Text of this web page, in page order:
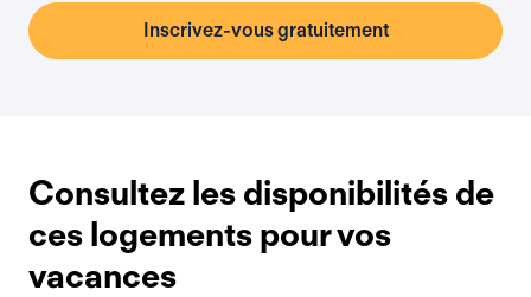
Inscrivez-vous gratuitement
Consultez les disponibilités de
ces logements pour vos
vacances